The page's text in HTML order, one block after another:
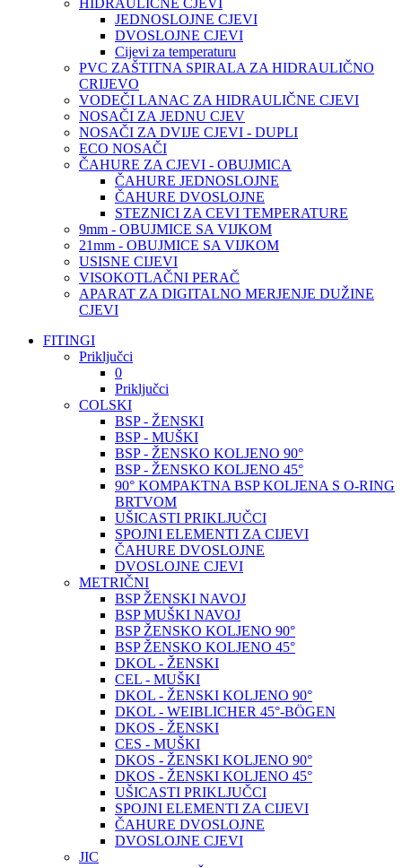
HIDRAULIČNE CJEVI
JEDNOSLOJNE CJEVI
DVOSLOJNE CJEVI
Cijevi za temperaturu
PVC ZAŠTITNA SPIRALA ZA HIDRAULIČNO
CRIJEVO
VODEČI LANAC ZA HIDRAULIČNE CJEVI
NOSAČI ZA JEDNU CJEV
NOSAČI ZA DVIJE CJEVI - DUPLI
ECO NOSAČI
ČAHURE ZA CJEVI - OBUJMICA
ČAHURE JEDNOSLOJNE
ČAHURE DVOSLOJNE
STEZNICI ZA CEVI TEMPERATURE
9mm - OBUJMICE SA VIJKOM
21mm - OBUJMICE SA VIJKOM
USISNE CIJEVI
VISOKOTLAČNI PERAČ
APARAT ZA DIGITALNO MERJENJE DUŽINE
CJEVI
FITINGI
Priključci
0
Priključci
COLSKI
BSP - ŽENSKI
BSP - MUŠKI
BSP - ŽENSKO KOLJENO 90°
BSP - ŽENSKO KOLJENO 45°
90° KOMPAKTNA BSP KOLJENA S O-RING
BRTVOM
UŠICASTI PRIKLJUČCI
SPOJNI ELEMENTI ZA CIJEVI
ČAHURE DVOSLOJNE
DVOSLOJNE CJEVI
METRIČNI
BSP ŽENSKI NAVOJ
BSP MUŠKI NAVOJ
BSP ŽENSKO KOLJENO 90°
BSP ŽENSKO KOLJENO 45°
DKOL - ŽENSKI
CEL - MUŠKI
DKOL - ŽENSKI KOLJENO 90°
DKOL - WEIBLICHER 45°-BÖGEN
DKOS - ŽENSKI
CES - MUŠKI
DKOS - ŽENSKI KOLJENO 90°
DKOS - ŽENSKI KOLJENO 45°
UŠICASTI PRIKLJUČCI
SPOJNI ELEMENTI ZA CIJEVI
ČAHURE DVOSLOJNE
DVOSLOJNE CJEVI
JIC